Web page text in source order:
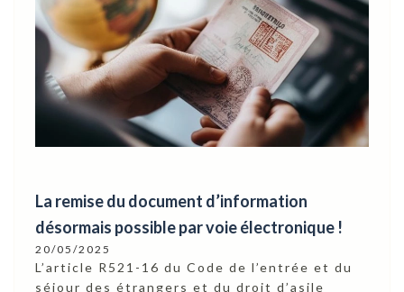
La remise du document d’information
désormais possible par voie électronique !
20/05/2025
L’article R521-16 du Code de l’entrée et du
séjour des étrangers et du droit d’asile